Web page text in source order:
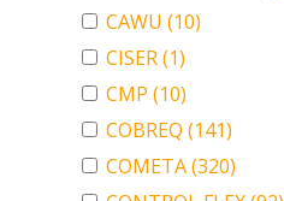
CAWU (10)
CISER(1)
CMP (10)
COBREQ (141)
COMETA(320)